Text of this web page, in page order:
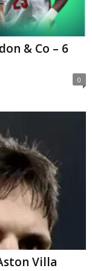
& Co – 6
0
Villa